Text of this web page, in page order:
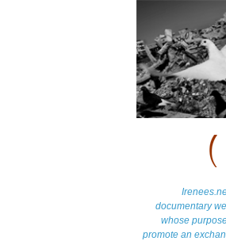
documentary
whose
promote an